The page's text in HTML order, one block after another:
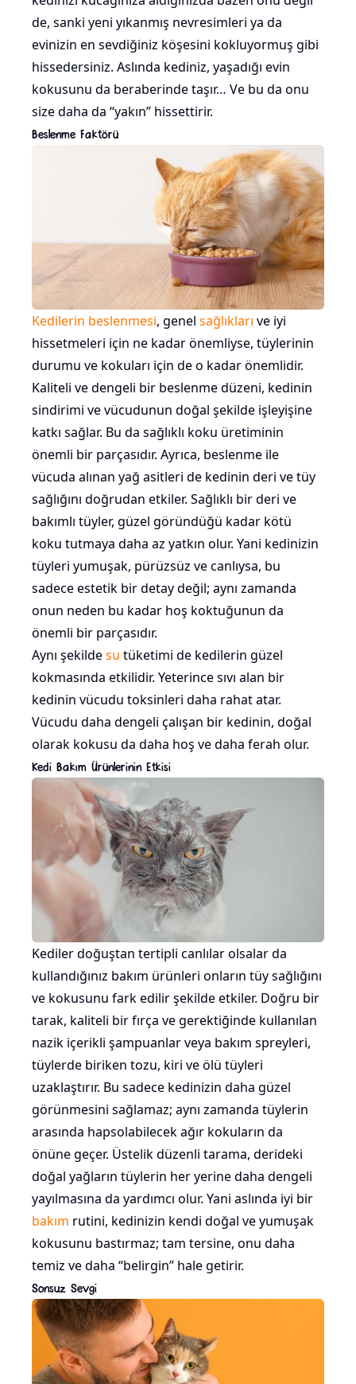
de, sanki yeni yıkanmış nevresimleri ya da
evinizin en sevdiğiniz köşesini kokluyormuş gibi
hissedersiniz. Aslında kediniz, yaşadığı evin
kokusunu da beraberinde taşır… Ve bu da onu
size daha da “yakın” hissettirir.
Beslenme Faktörü
Kedilerin beslenmesi, genel sağlıkları ve iyi
hissetmeleri için ne kadar önemliyse, tüylerinin
durumu ve kokuları için de o kadar önemlidir.
Kaliteli ve dengeli bir beslenme düzeni, kedinin
sindirimi ve vücudunun doğal şekilde işleyişine
katkı sağlar. Bu da sağlıklı koku üretiminin
önemli bir parçasıdır. Ayrıca, beslenme ile
vücuda alınan yağ asitleri de kedinin deri ve tüy
sağlığını doğrudan etkiler. Sağlıklı bir deri ve
bakımlı tüyler, güzel göründüğü kadar kötü
koku tutmaya daha az yatkın olur. Yani kedinizin
tüyleri yumuşak, pürüzsüz ve canlıysa, bu
sadece estetik bir detay değil; aynı zamanda
onun neden bu kadar hoş koktuğunun da
önemli bir parçasıdır.
Aynı şekildesu tüketimi de kedilerin güzel
kokmasında etkilidir. Yeterince sıvı alan bir
kedinin vücudu toksinleri daha rahat atar.
Vücudu daha dengeli çalışan bir kedinin, doğal
olarak kokusu da daha hoş ve daha ferah olur.
Kedi Bakım Ürünlerinin Etkisi
Kediler doğuştan tertipli canlılar olsalar da
kullandığınız bakım ürünleri onların tüy sağlığını
ve kokusunu fark edilir şekilde etkiler. Doğru bir
tarak, kaliteli bir fırça ve gerektiğinde kullanılan
nazik içerikli şampuanlar veya bakım spreyleri,
tüylerde biriken tozu, kiri ve ölü tüyleri
uzaklaştırır. Bu sadece kedinizin daha güzel
görünmesini sağlamaz; aynı zamanda tüylerin
arasında hapsolabilecek ağır kokuların da
önüne geçer. Üstelik düzenli tarama, derideki
doğal yağların tüylerin her yerine daha dengeli
yayılmasına da yardımcı olur. Yani aslında iyi bir
bakım rutini, kedinizin kendi doğal ve yumuşak
kokusunu bastırmaz; tam tersine, onu daha
temiz ve daha “belirgin” hale getirir.
Sonsuz Sevgi